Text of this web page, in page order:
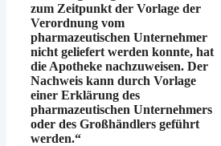
zum Zeitpunkt der Vorlage der
Verordnung vom
pharmazeutischen Unternehmer
nicht geliefert werden konnte, hat
die Apotheke nachzuweisen. Der
Nachweis kann durch Vorlage
einer Erklärung des
pharmazeutischen Unternehmers
oder des Großhändlers geführt
werden.“